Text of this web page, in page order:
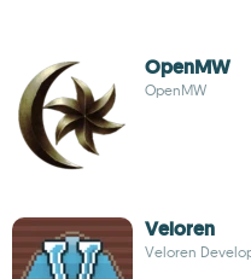
OpenMW
OpenMW
Veloren
Veloren